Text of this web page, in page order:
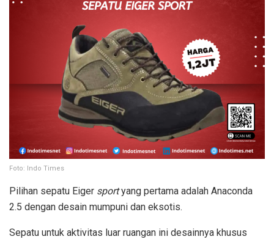
Foto: Indo Times
Pilihan sepatu Eiger sportyang pertama adalah Anaconda
2.5 dengan desain mumpuni dan eksotis.
Sepatu untuk aktivitas luar ruangan ini desainnya khusus